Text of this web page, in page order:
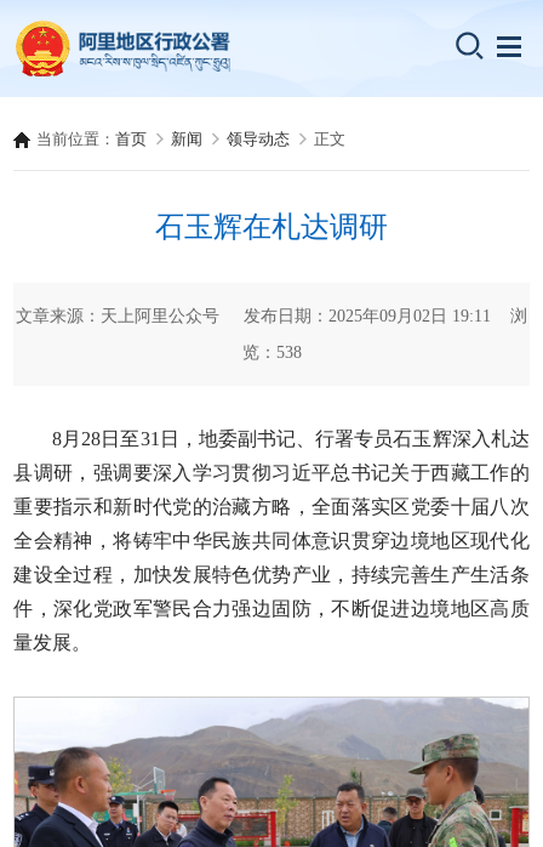
当前位置：首页 新闻 领导动态 正文
石玉辉在札达调研
文章来源：天上阿里公众号 发布日期：2025年09月02日 19:11 浏
览： 538
8月28日至31日，地委副书记、行署专员石玉辉深入札达
县调研，强调要深入学习贯彻习近平总书记关于西藏工作的
重要指示和新时代党的治藏方略，全面落实区党委十届八次
全会精神，将铸牢中华民族共同体意识贯穿边境地区现代化
建设全过程，加快发展特色优势产业，持续完善生产生活条
件，深化党政军警民合力强边固防，不断促进边境地区高质
量发展。